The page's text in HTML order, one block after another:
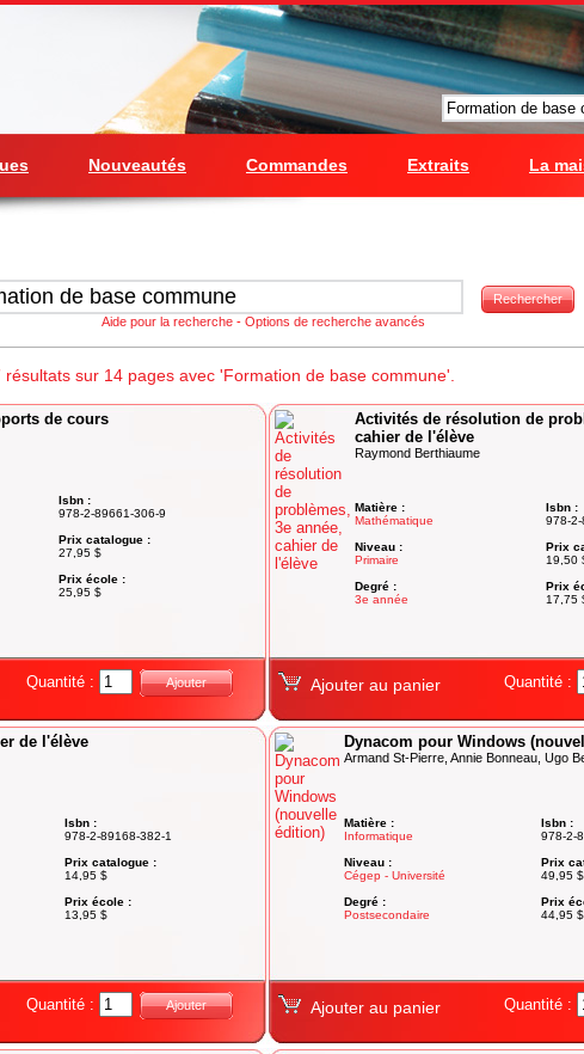
Nouveautés Commandes Extraits La
Rechercher
Aide pour la recherche - Options de recherche avancés
sur 14 pages avec 'Formation de base commune'.
de cours
Isbn :
978-2-89661-306-9
Prix catalogue :
27,95 $
Prix école :
25,95 $
Quantité : Ajouter
Activités de résolution de
cahier de l'élève
Raymond Berthiaume
Matière :
Mathématique
Niveau :
Primaire
Degré :
3e année
Isbn :
978-2-
Prix
19,50
Prix
17,75
Ajouter au panier Quantité :
de l'élève
Isbn :
978-2-89168-382-1
Prix catalogue :
14,95 $
Prix école :
13,95 $
Quantité : Ajouter
Dynacom pour Windows
Armand St-Pierre, Annie Bonneau, Ugo
Matière :
Informatique
Niveau :
Cégep - Université
Degré :
Postsecondaire
Isbn :
978-2-
Prix
49,95 $
Prix
44,95 $
Ajouter au panier Quantité :